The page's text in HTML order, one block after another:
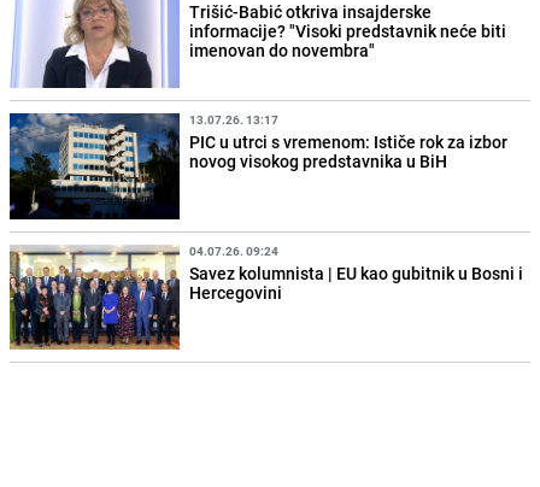
Trišić-Babić otkriva insajderske
informacije? "Visoki predstavnik neće biti
imenovan do novembra"
13.07.26. 13:17
PIC u utrci s vremenom: Ističe rok za izbor
novog visokog predstavnika u BiH
04.07.26. 09:24
Savez kolumnista | EU kao gubitnik u Bosni i
Hercegovini